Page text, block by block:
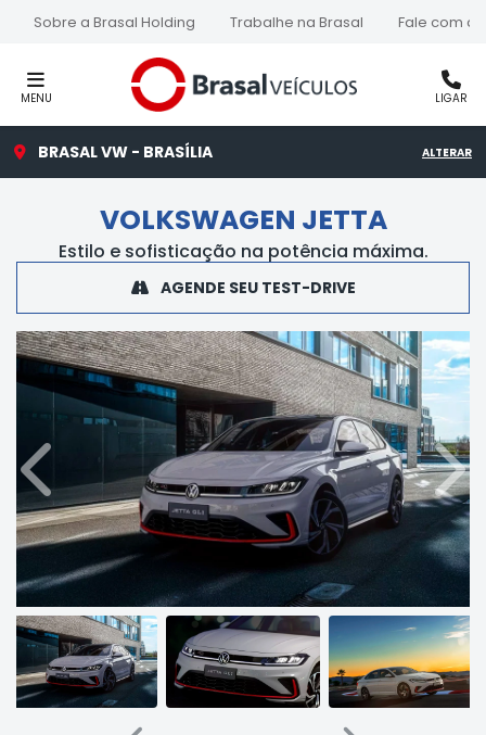
Sobre a Brasal Holding Trabalhe na Brasal Fale com a
MENU LIGAR
BRASAL VW - BRASÍLIA ALTERAR
VOLKSWAGEN JETTA
Estilo e sofisticação na potência máxima.
AGENDE SEU TEST-DRIVE
Anterior